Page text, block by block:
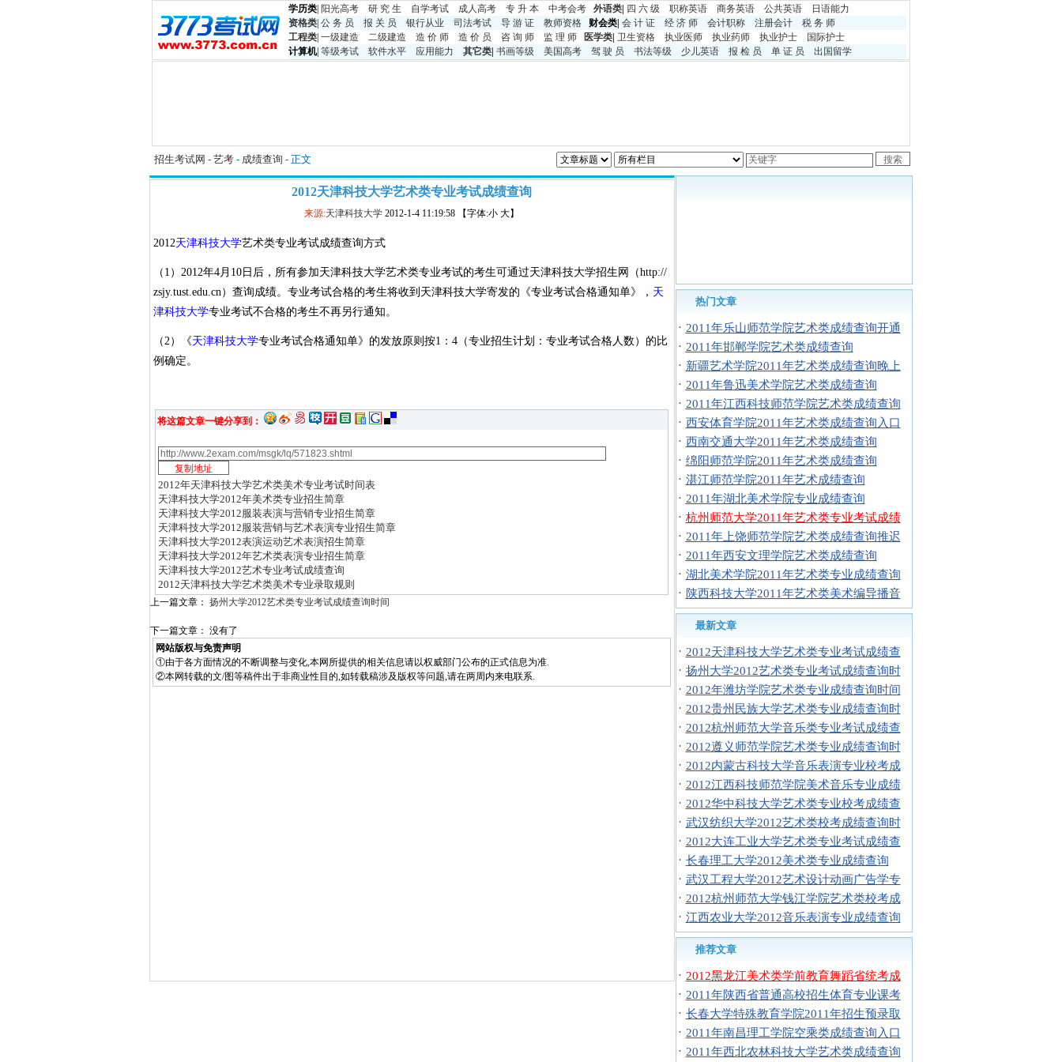
学历类 阳光高考 研 究 生 自学考试 成人高考 专 升 本 中考会考 外语类 四 六 级 职称英语 商务英语 公共英语
日语能力
资格类 公 务 员 报 关 员 银行从业 司法考试 导 游 证 教师资格 财会类| 会 计 证 经 济 师 会计职称 注册会计
税 务 师
工程类 一级建造 二级建造 造 价 师 造 价 员 咨 询 师 监 理 师 医学类 卫生资格 执业医师 执业药师 执业护士
国际护士
计算机| 等级考试 软件水平 应用能力 其它类 书画等级 美国高考 驾 驶 员 书法等级 少儿英语 报 检 员 单 证 员 出国留学
招生考试网 - 艺考 - 成绩查询 - 正文
2012天津科技大学艺术类专业考试成绩查询
来源:天津科技大学 2012-1-4 11:19:58 【字体:小 大】
2012天津科技大学艺术类专业考试成绩查询方式
（1）2012年4月10日后，所有参加天津科技大学艺术类专业考试的考生可通过天津科技大学招生网（http://
zsjy.tust.edu.cn）查询成绩。专业考试合格的考生将收到天津科技大学寄发的《专业考试合格通知单》， 天
津科技大学专业考试不合格的考生不再另行通知。
（2）《天津科技大学专业考试合格通知单》的发放原则按1：4（专业招生计划：专业考试合格人数）的比
例确定。
将这篇文章一键分享到：
2012年天津科技大学艺术类美术专业考试时间表
天津科技大学2012年美术类专业招生简章
天津科技大学2012服装表演与营销专业招生简章
天津科技大学2012服装营销与艺术表演专业招生简章
天津科技大学2012表演运动艺术表演招生简章
天津科技大学2012年艺术类表演专业招生简章
天津科技大学2012艺术专业考试成绩查询
2012天津科技大学艺术类美术专业录取规则
上一篇文章： 扬州大学2012艺术类专业考试成绩查询时间
下一篇文章： 没有了
网站版权与免责声明
①由于各方面情况的不断调整与变化,本网所提供的相关信息请以权威部门公布的正式信息为准.
②本网转载的文/图等稿件出于非商业性目的,如转载稿涉及版权等问题,请在两周内来电联系.
热门文章
· 2011年乐山师范学院艺术类成绩查询开通
· 2011年邯郸学院艺术类成绩查询
· 新疆艺术学院2011年艺术类成绩查询晚上
· 2011年鲁迅美术学院艺术类成绩查询
· 2011年江西科技师范学院艺术类成绩查询
· 西安体育学院2011年艺术类成绩查询入口
· 西南交通大学2011年艺术类成绩查询
· 绵阳师范学院2011年艺术类成绩查询
· 湛江师范学院2011年艺术成绩查询
· 2011年湖北美术学院专业成绩查询
· 杭州师范大学2011年艺术类专业考试成绩
· 2011年上饶师范学院艺术类成绩查询推迟
· 2011年西安文理学院艺术类成绩查询
· 湖北美术学院2011年艺术类专业成绩查询
· 陕西科技大学2011年艺术类美术编导播音
最新文章
· 2012天津科技大学艺术类专业考试成绩查
· 扬州大学2012艺术类专业考试成绩查询时
· 2012年潍坊学院艺术类专业成绩查询时间
· 2012贵州民族大学艺术类专业成绩查询时
· 2012杭州师范大学音乐类专业考试成绩查
· 2012遵义师范学院艺术类专业成绩查询时
· 2012内蒙古科技大学音乐表演专业校考成
· 2012江西科技师范学院美术音乐专业成绩
· 2012华中科技大学艺术类专业校考成绩查
· 武汉纺织大学2012艺术类校考成绩查询时
· 2012大连工业大学艺术类专业考试成绩查
· 长春理工大学2012美术类专业成绩查询
· 武汉工程大学2012艺术设计动画广告学专
· 2012杭州师范大学钱江学院艺术类校考成
· 江西农业大学2012音乐表演专业成绩查询
推荐文章
· 2012黑龙江美术类学前教育舞蹈省统考成
· 2011年陕西省普通高校招生体育专业课考
· 长春大学特殊教育学院2011年招生预录取
· 2011年南昌理工学院空乘类成绩查询入口
· 2011年西北农林科技大学艺术类成绩查询